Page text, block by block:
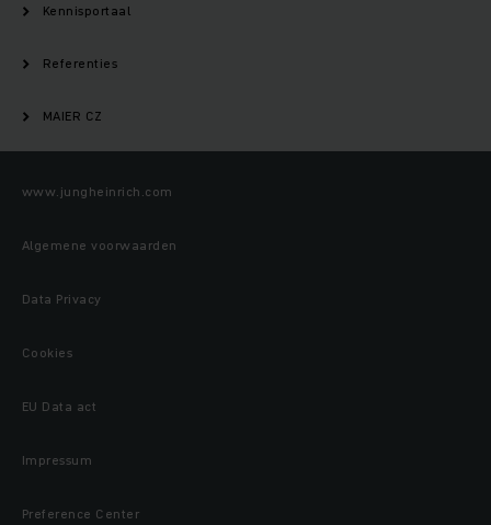
Kennisportaal
Referenties
MAIER CZ
www.jungheinrich.com
Algemene voorwaarden
Data Privacy
Cookies
EU Data act
Impressum
Preference Center